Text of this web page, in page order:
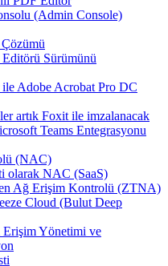
(Admin Console)
Sürümünü
Adobe Acrobat Pro DC
artık Foxit ile imzalanacak
Teams Entegrasyonu
(NAC)
olarak NAC (SaaS)
Ağ Erişim Kontrolü (ZTNA)
Cloud (Bulut Deep
Erişim Yönetimi ve